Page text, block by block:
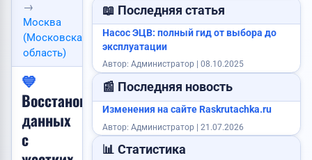
Куплю авто
Требуется менеджер
Требуется повар
→
Москва
(Московская
область)
💙
Восстановление
данных
с
📖 Последняя статья
Насос ЭЦВ: полный гид от выбора до
эксплуатации
Автор: Администратор | 08.10.2025
📰 Последняя новость
Изменения на сайте Raskrutachka.ru
Автор: Администратор | 21.07.2026
📊 Статистика